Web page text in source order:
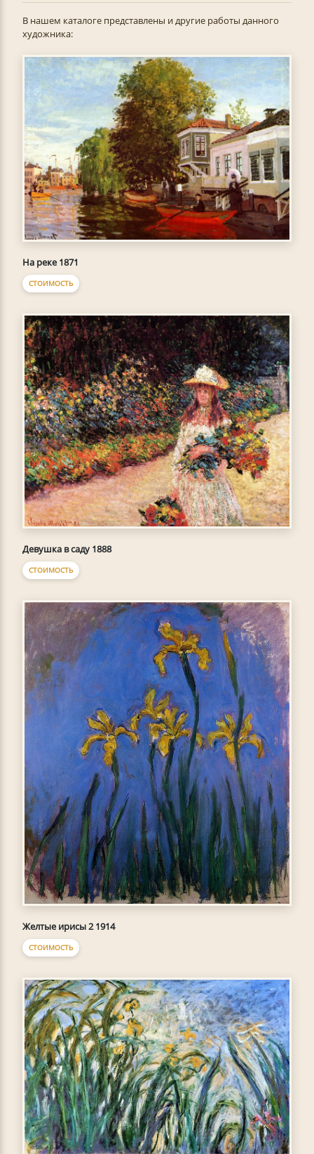
В нашем каталоге представлены и другие работы данного
художника:
На реке 1871
СТОИМОСТЬ
Девушка в саду 1888
СТОИМОСТЬ
Желтые ирисы 2 1914
СТОИМОСТЬ